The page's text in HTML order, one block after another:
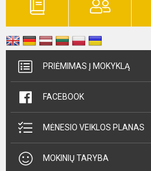
PRIĖMIMAS Į MOKYKLĄ
FACEBOOK
MĖNESIO VEIKLOS PLANAS
MOKINIŲ TARYBA